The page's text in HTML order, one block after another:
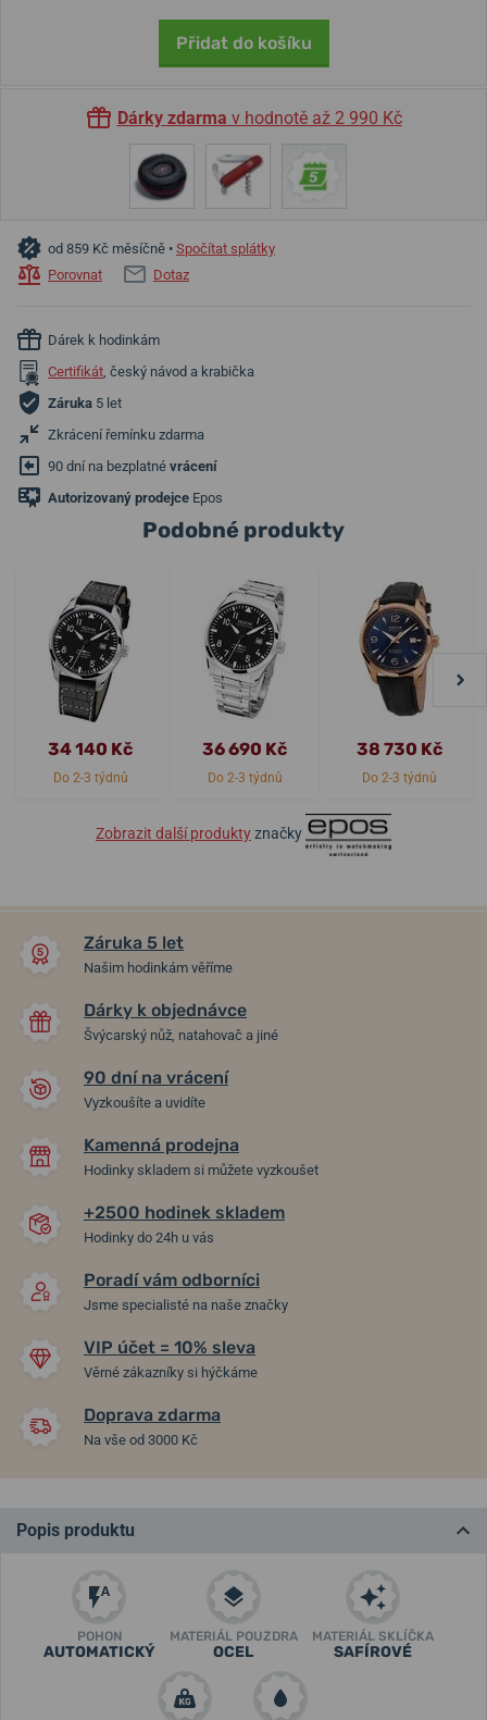
Přidat do košíku
Dárky zdarma v hodnotě až 2 990 Kč
od 859 Kč měsíčně • Spočítat splátky
Porovnat
Dotaz
Dárek k hodinkám
Certifikát, český návod a krabička
Záruka 5 let
Zkrácení řemínku zdarma
90 dní na bezplatné vrácení
Autorizovaný prodejce Epos
Podobné produkty
34 140 Kč
Do 2-3 týdnů
36 690 Kč
Do 2-3 týdnů
38 730 Kč
Do 2-3 týdnů
Zobrazit další produktyznačky
Záruka 5 let
Našim hodinkám věříme
Dárky k objednávce
Švýcarský nůž, natahovač a jiné
90 dní na vrácení
Vyzkoušíte a uvidíte
Kamenná prodejna
Hodinky skladem si můžete vyzkoušet
+2500 hodinek skladem
Hodinky do 24h u vás
Poradí vám odborníci
Jsme specialisté na naše značky
VIP účet = 10% sleva
Věrné zákazníky si hýčkáme
Doprava zdarma
Na vše od 3000 Kč
Popis produktu
POHON
AUTOMATICKÝ
MATERIÁL POUZDRA
OCEL
MATERIÁL SKLÍČKA
SAFÍROVÉ